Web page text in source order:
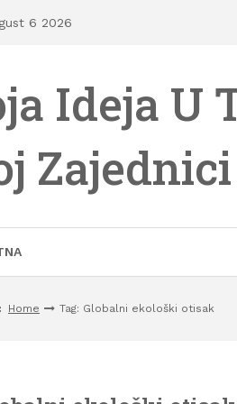
6 2026
Ideja U
Zajednici
Home Tag: Globalni ekološki otisak